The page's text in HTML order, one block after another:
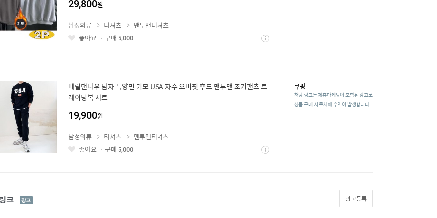
29,800원
좋 상
남성의류 티셔츠
맨투맨티셔츠
좋아요
구매 5,000
베럴댄나우 남자 특양면 기모 USA 자수 오버핏 후드 맨투맨 조거팬츠 트
레이닝복 세트
19,900원
쿠팡
해당 링크는 제휴마케팅이 포함된 광고로
상품 구매 시 쿠차에 수익이 발생합니다.
좋 상
남성의류 티셔츠
맨투맨티셔츠
좋아요
구매 5,000
크 광
고
광고등록